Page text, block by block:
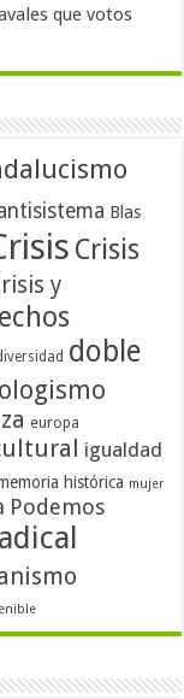
que votos
Blas
Crisis
y
doble
europa
igualdad
histórica mujer
Podemos